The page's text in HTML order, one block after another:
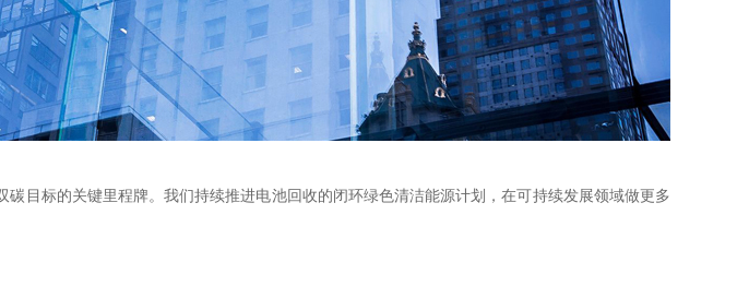
目标的关键里程牌。我们持续推进电池回收的闭环绿色清洁能源计划，在可持续发展领域做更多